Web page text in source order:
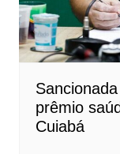
prêmio
Cuiabá